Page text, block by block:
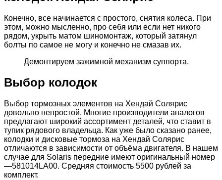
Конечно, все начинается с простого, снятия колеса. При
этом, можно мысленно, про себя или если нет никого
рядом, укрыть матом шиномонтаж, который затянул
болты по самое не могу и конечно не смазав их.
Демонтируем зажимной механизм суппорта.
Выбор колодок
Выбор тормозных элементов на Хендай Солярис
довольно непростой. Многие производители аналогов
предлагают широкий ассортимент деталей, что ставит в
тупик рядового владельца. Как уже было сказано ранее,
колодки и дисковые тормоза на Хендай Солярис
отличаются в зависимости от объёма двигателя. В нашем
случае для Solaris передние имеют оригинальный номер
—581014LA00. Средняя стоимость 5500 рублей за
комплект.